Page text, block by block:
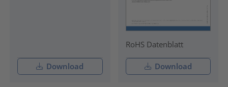
Download
RoHS Datenblatt
Download